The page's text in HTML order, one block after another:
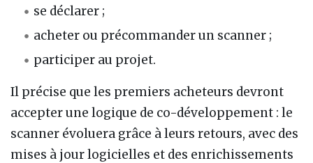
se déclarer ;
acheter ou précommander un scanner ;
participer au projet.
Il précise que les premiers acheteurs devront
accepter une logique de co-développement : le
scanner évoluera grâce à leurs retours, avec des
mises à jour logicielles et des enrichissements